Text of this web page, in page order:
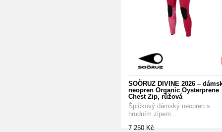
SOÖRUZ DIVINE 2026 –
neopren Organic Oysterprene
Chest Zip, růžová
Špičkový dámský neopren s
hrudním zipem...
7 250 Kč